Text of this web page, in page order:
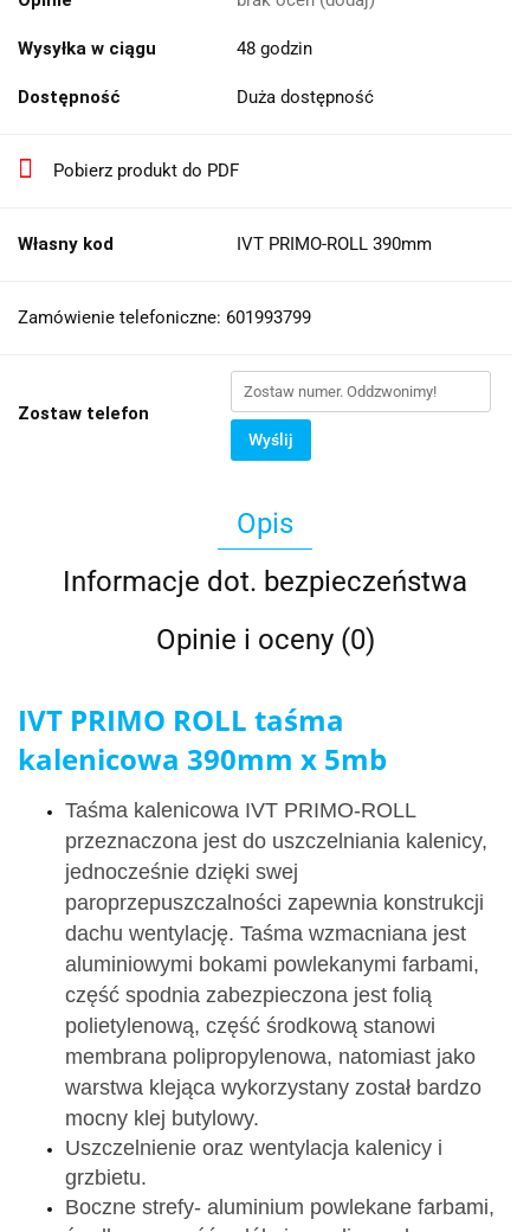
Wysyłka w ciągu 48 godzin
Dostępność Duża dostępność
Pobierz produkt do PDF
Własny kod IVT PRIMO-ROLL 390mm
Zamówienie telefoniczne: 601993799
Zostaw telefon
Wyślij
Opis
Informacje dot. bezpieczeństwa
Opinie i oceny (0)
IVT PRIMO ROLL taśma
kalenicowa 390mm x 5mb
Taśma kalenicowa IVT PRIMO-ROLL
przeznaczona jest do uszczelniania kalenicy,
jednocześnie dzięki swej
paroprzepuszczalności zapewnia konstrukcji
dachu wentylację. Taśma wzmacniana jest
aluminiowymi bokami powlekanymi farbami,
część spodnia zabezpieczona jest folią
polietylenową, część środkową stanowi
membrana polipropylenowa, natomiast jako
warstwa klejąca wykorzystany został bardzo
mocny klej butylowy.
Uszczelnienie oraz wentylacja kalenicy i
grzbietu.
Boczne strefy- aluminium powlekane farbami,